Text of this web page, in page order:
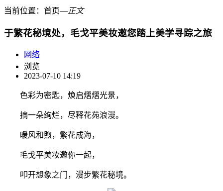
当前位置： 首页―正文
于繁花秘境处，毛戈平美妆邀您踏上美学寻踪之旅
网络
浏览
2023-07-10 14:19
色彩为密匙，焕启熠熠光景，
摘一朵绚烂，尽释花苑浪漫。
暖风和煦，繁花成海，
毛戈平美妆邀你一起，
叩开想象之门，漫步繁花秘境。